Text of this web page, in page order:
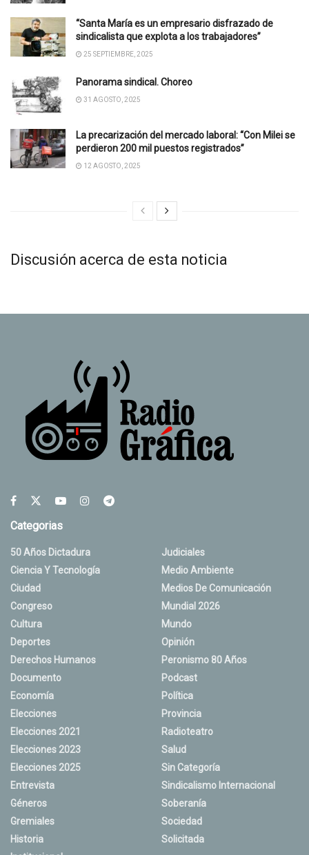
“Santa María es un empresario disfrazado de
sindicalista que explota a los trabajadores”
25 SEPTIEMBRE, 2025
Panorama sindical. Choreo
31 AGOSTO, 2025
La precarización del mercado laboral: “Con Milei se
perdieron 200 mil puestos registrados”
12 AGOSTO, 2025
Discusión acerca de esta noticia
Categorias
50 Años Dictadura
Ciencia Y Tecnología
Ciudad
Congreso
Cultura
Deportes
Derechos Humanos
Documento
Economía
Elecciones
Elecciones 2021
Elecciones 2023
Elecciones 2025
Entrevista
Géneros
Gremiales
Historia
Judiciales
Medio Ambiente
Medios De Comunicación
Mundial 2026
Mundo
Opinión
Peronismo 80 Años
Podcast
Política
Provincia
Radioteatro
Salud
Sin Categoría
Sindicalismo Internacional
Soberanía
Sociedad
Solicitada